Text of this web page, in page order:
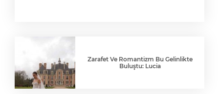
Zarafet Ve Romantizm Bu Gelinlikte
Buluştu: Lucia